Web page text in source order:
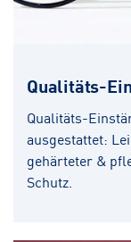
Qualitäts-
Qualitäts-
ausgestattet:
gehärteter &
Schutz.